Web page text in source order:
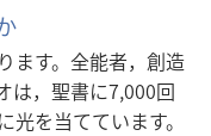
ます。全能者，創造
は，聖書に7,000回
を当てています。